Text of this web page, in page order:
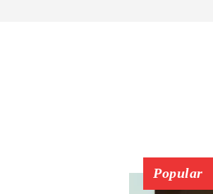
Popular